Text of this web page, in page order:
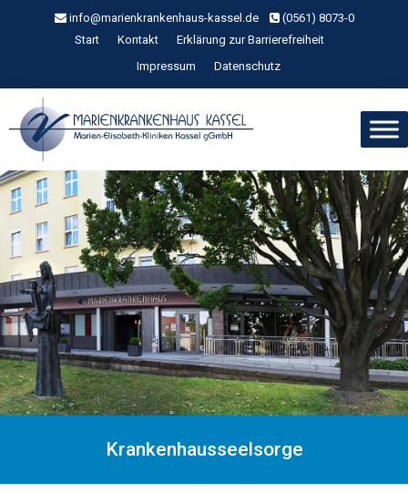
info@marienkrankenhaus-kassel.de
(0561) 8073-0
Start
Kontakt
Erklärung zur Barrierefreiheit
Impressum
Datenschutz
Krankenhausseelsorge